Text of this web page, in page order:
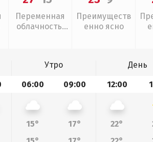
Переменная
облачность,
Преимуществ
енно ясно
Утро День
06:00 09:00 12:00
15° 17° 22°